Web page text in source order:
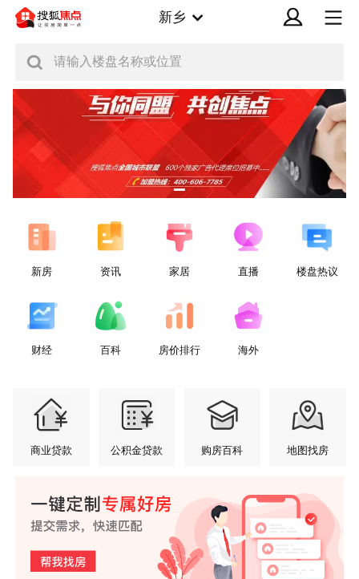
新乡
请输入楼盘名称或位置
新房 资讯 家居 直播 楼盘热议
财经 百科 房价排行 海外
商业贷款 公积金贷款 购房百科 地图找房